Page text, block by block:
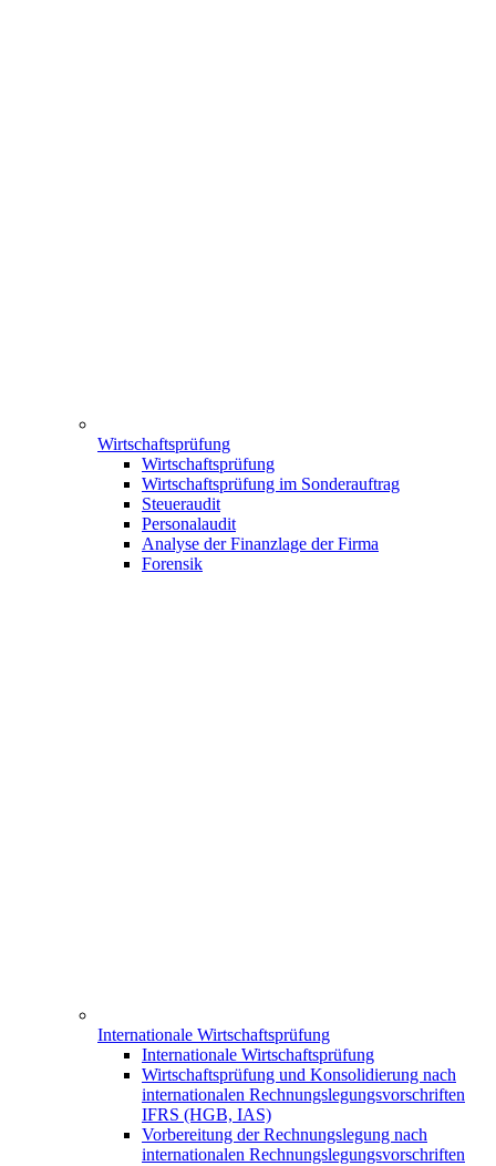
Wirtschaftsprüfung
Wirtschaftsprüfung
Wirtschaftsprüfung im Sonderauftrag
Steueraudit
Personalaudit
Analyse der Finanzlage der Firma
Forensik
Internationale Wirtschaftsprüfung
Internationale Wirtschaftsprüfung
Wirtschaftsprüfung und Konsolidierung nach
internationalen Rechnungslegungsvorschriften
IFRS (HGB, IAS)
Vorbereitung der Rechnungslegung nach
internationalen Rechnungslegungsvorschriften